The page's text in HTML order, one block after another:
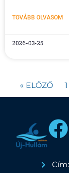
TOVÁBB OLVASOM
2026-03-25
« ELŐZŐ 1